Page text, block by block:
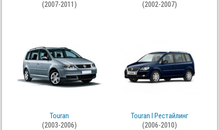
(2007-2011)
(2002-2007)
Touran
(2003-2006)
Touran I Рестайлинг
(2006-2010)